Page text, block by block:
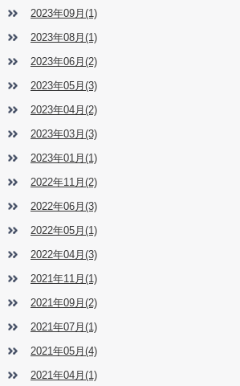
2023年09月(1)
2023年08月(1)
2023年06月(2)
2023年05月(3)
2023年04月(2)
2023年03月(3)
2023年01月(1)
2022年11月(2)
2022年06月(3)
2022年05月(1)
2022年04月(3)
2021年11月(1)
2021年09月(2)
2021年07月(1)
2021年05月(4)
2021年04月(1)